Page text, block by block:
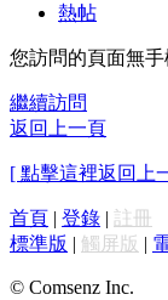
熱帖
您訪問的頁面無
繼續訪問
返回上一頁
[ 點擊這裡返回上
首頁 | 登錄 | 註冊
標準版 | 觸屏版 |
© Comsenz Inc.